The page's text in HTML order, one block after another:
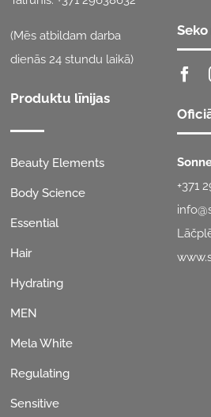
Tālrunis:+371 29638632
dienās 24 stundu laikā)
Produktu līnijas
Beauty Elements
Body Science
Essential
Hair
Hydrating
MEN
Mela White
Regulating
+371